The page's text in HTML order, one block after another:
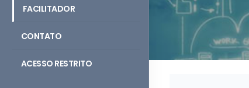
FACILITADOR
CONTATO
ACESSO RESTRITO